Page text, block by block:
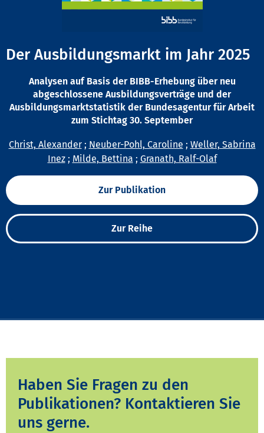
Der Ausbildungsmarkt im Jahr 2025
Analysen auf Basis der BIBB-Erhebung über neu
abgeschlossene Ausbildungsverträge und der
Ausbildungsmarktstatistik der Bundesagentur für Arbeit
zum Stichtag 30. September
Christ, Alexander; Neuber-Pohl, Caroline ; Weller, Sabrina
Inez; Milde, Bettina ; Granath, Ralf-Olaf
Zur Publikation
Zur Reihe
Haben Sie Fragen zu den
Publikationen? Kontaktieren Sie
uns gerne.